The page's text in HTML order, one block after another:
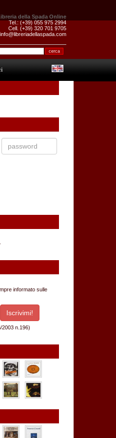
della Spada Online
Tel.: (+39) 055 975 2994
Cell. (+39) 320 701 9705
info@libreriadellaspada.com
informato sulle
2003 n.196)